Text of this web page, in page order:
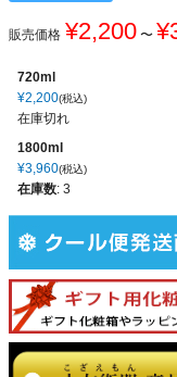
販売価格 ¥2,200 〜 ¥
720ml
¥2,200 税込
在庫切れ
1800ml
¥3,960 税込
在庫数: 3